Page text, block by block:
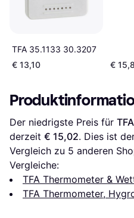
TFA 35.1133 30.3207
€ 13,10
€
Der niedrigste Preis für
derzeit € 15,02. Dies ist
Vergleich zu 5 anderen
Vergleiche:
TFA Thermometer &
TFA Thermometer,